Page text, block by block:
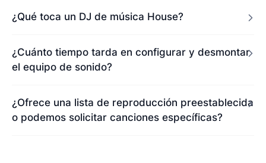
¿Qué toca un DJ de música House?
¿Cuánto tiempo tarda en configurar y desmontar
el equipo de sonido?
¿Ofrece una lista de reproducción preestablecida
o podemos solicitar canciones específicas?